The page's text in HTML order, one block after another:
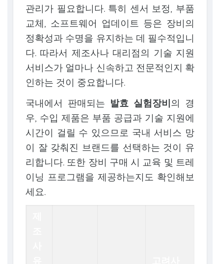
관리가 필요합니다. 특히 센서 보정, 부품
교체, 소프트웨어 업데이트 등은 장비의
정확성과 수명을 유지하는 데 필수적입니
다. 따라서 제조사나 대리점의 기술 지원
서비스가 얼마나 신속하고 전문적인지 확
인하는 것이 중요합니다.
국내에서 판매되는 발효 실험장비의 경
우, 수입 제품은 부품 공급과 기술 지원에
시간이 걸릴 수 있으므로 국내 서비스 망
이 잘 갖춰진 브랜드를 선택하는 것이 유
리합니다. 또한 장비 구매 시 교육 및 트레
이닝 프로그램을 제공하는지도 확인해보
세요.